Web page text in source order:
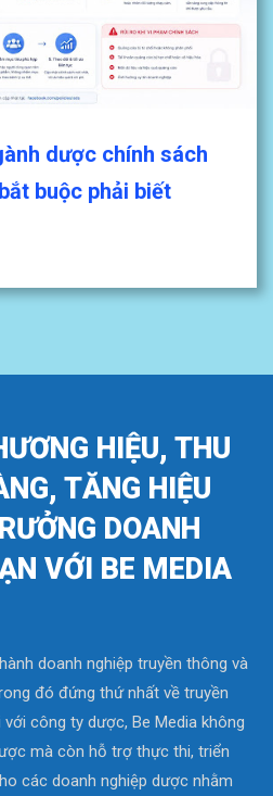
dược chính sách
buộc phải biết
HIỆU, THU
TĂNG HIỆU
DOANH
VỚI BE MEDIA
doanh nghiệp truyền thông và
đó đứng thứ nhất về truyền
công ty dược, Be Media không
mà còn hỗ trợ thực thi, triển
các doanh nghiệp dược nhằm